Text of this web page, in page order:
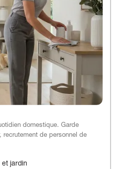
domestique. Garde
recrutement de personnel de
et jardin